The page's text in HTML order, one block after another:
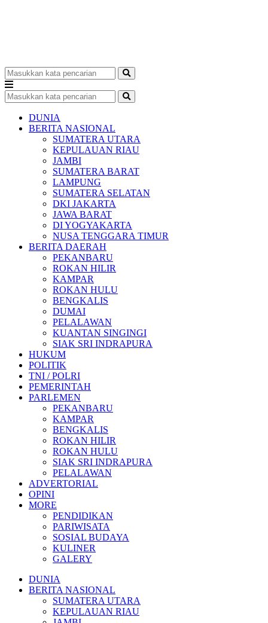
DUNIA
BERITA NASIONAL
SUMATERA UTARA
KEPULAUAN RIAU
JAMBI
SUMATERA BARAT
LAMPUNG
SUMATERA SELATAN
DKI JAKARTA
JAWA BARAT
DI YOGYAKARTA
NUSA TENGGARA TIMUR
BERITA DAERAH
PEKANBARU
ROKAN HILIR
KAMPAR
ROKAN HULU
BENGKALIS
DUMAI
PELALAWAN
KUANTAN SINGINGI
SIAK SRI INDRAPURA
HUKUM
POLITIK
TNI / POLRI
PEMERINTAH
PARLEMEN
PEKANBARU
KAMPAR
BENGKALIS
ROKAN HILIR
ROKAN HULU
SIAK SRI INDRAPURA
PELALAWAN
ADVERTORIAL
OPINI
MORE
PENDIDIKAN
PARIWISATA
SOSIAL BUDAYA
KULINER
GALERY
DUNIA
BERITA NASIONAL
SUMATERA UTARA
KEPULAUAN RIAU